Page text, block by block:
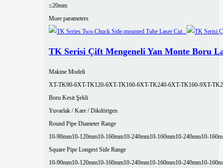
≤20mm
More parameters
TK Serisi Çift Mengeneli Yan Monte Boru
Makine Modeli
XT-TK90-6XT-TK120-6XT-TK160-6XT-TK240-6XT-TK160-9XT-
Boru Kesit Şekli
Yuvarlak / Kare / Dikdörtgen
Round Pipe Diameter Range
10-90mm10-120mm10-160mm10-240mm10-160mm10-240mm10-
Square Pipe Longest Side Range
10-90mm10-120mm10-160mm10-240mm10-160mm10-240mm10-